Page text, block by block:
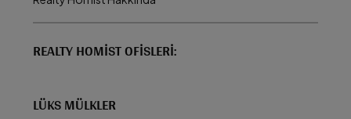
REALTY HOMIST OFISLERI:
LÜKS MÜLKLER